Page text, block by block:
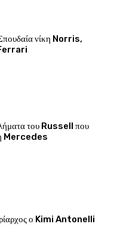
νίκη Norris,
του Russell που
η Mercedes
ο Kimi Antonelli